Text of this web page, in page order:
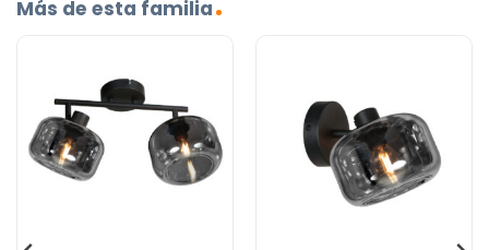
Más de esta familia